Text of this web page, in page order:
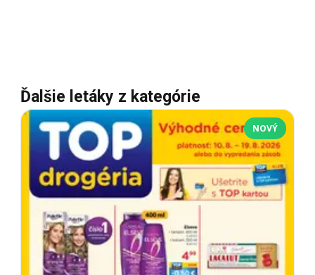
Ďalšie letáky z kategórie
NOVÝ